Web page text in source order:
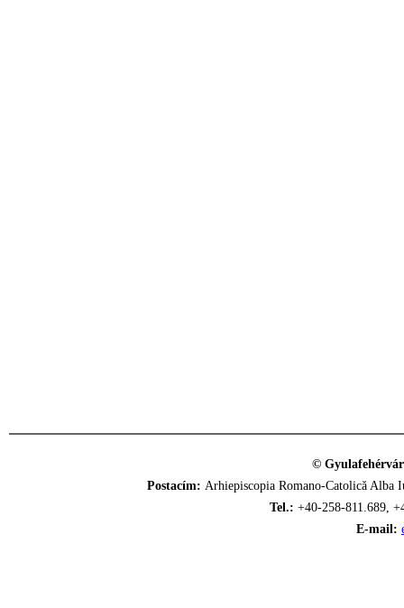
©
Postacím: Arhiepiscopia Romano-Catolică
Tel.: +40-258-811.689,
E-mail: